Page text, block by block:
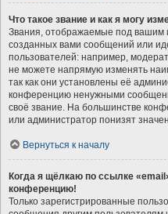
Что такое звание и как я могу
Звания, отображаемые под вашим
созданных вами сообщений или
пользователей: например,
не можете напрямую изменять
так как они установлены её
конференцию ненужными
своё звание. На большинстве
или администратор понизят
Вернуться к началу
Когда я щёлкаю по ссылке
конференцию!
Только зарегистрированные